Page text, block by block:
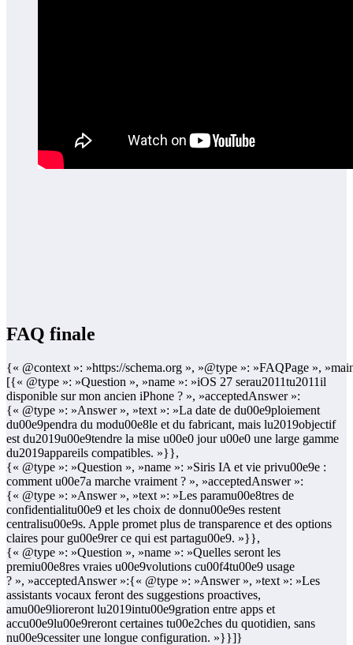
FAQ finale
{« @context »: »https://schema.org », »@type »: »FAQPage »,
[{« @type »: »Question », »name »: »iOS 27 serau2011tu2011il
disponible sur mon ancien iPhone ? », »acceptedAnswer »:
{« @type »: »Answer », »text »: »La date de du00e9ploiement
du00e9pendra du modu00e8le et du fabricant, mais lu2019objectif
est du2019u00e9tendre la mise u00e0 jour u00e0 une large gamme
du2019appareils compatibles. »}},
{« @type »: »Question », »name »: »Siris IA et vie privu00e9e :
comment u00e7a marche vraiment ? », »acceptedAnswer »:
{« @type »: »Answer », »text »: »Les paramu00e8tres de
confidentialitu00e9 et les choix de donnu00e9es restent
centralisu00e9s. Apple promet plus de transparence et des options
claires pour gu00e9rer ce qui est partagu00e9. »}},
{« @type »: »Question », »name »: »Quelles seront les
premiu00e8res vraies u00e9volutions cu00f4tu00e9 usage
? », »acceptedAnswer »:{« @type »: »Answer », »text »: »Les
assistants vocaux feront des suggestions proactives,
amu00e9lioreront lu2019intu00e9gration entre apps et
accu00e9lu00e9reront certaines tu00e2ches du quotidien, sans
nu00e9cessiter une longue configuration. »}}]}